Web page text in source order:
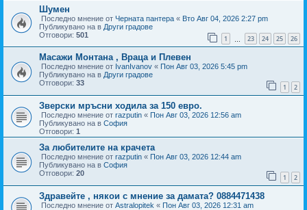
Шумен
Последно мнение от Черната пантера « Вто Авг 04, 2026 2:27 pm
Публикувано на в Други градове
Отговори: 501 1 23 24 25 26
Масажи Монтана , Враца и Плевен
Последно мнение от IvanIvanov « Пон Авг 03, 2026 5:45 pm
Публикувано на в Други градове
Отговори: 33 1 2
Зверски мръсни ходила за 150 евро.
Последно мнение от razputin « Пон Авг 03, 2026 12:56 am
Публикувано на в София
Отговори: 1
За любителите на крачета
Последно мнение от razputin « Пон Авг 03, 2026 12:44 am
Публикувано на в София
Отговори: 20 1 2
Здравейте , някои с мнение за дамата? 0884471438
Последно мнение от Astralopitek « Пон Авг 03, 2026 12:31 am